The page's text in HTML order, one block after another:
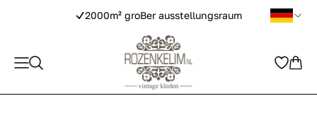
2000m² groBer ausstellungsraum